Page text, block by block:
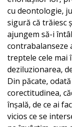
cu deontologie,
sigură că trăiesc
ajungem să-i
contrabalanseze
treptele cele mai
deziluzionarea,
Din păcate,
corectitudinea,
înșală, de ce ai
vicios ce se